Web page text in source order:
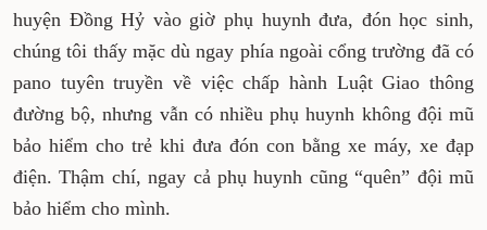
huyện Đồng Hỷ vào giờ phụ huynh đưa, đón học sinh,
chúng tôi thấy mặc dù ngay phía ngoài cổng trường đã có
pano tuyên truyền về việc chấp hành Luật Giao thông
đường bộ, nhưng vẫn có nhiều phụ huynh không đội mũ
bảo hiểm cho trẻ khi đưa đón con bằng xe máy, xe đạp
điện. Thậm chí, ngay cả phụ huynh cũng “quên” đội mũ
bảo hiểm cho mình.